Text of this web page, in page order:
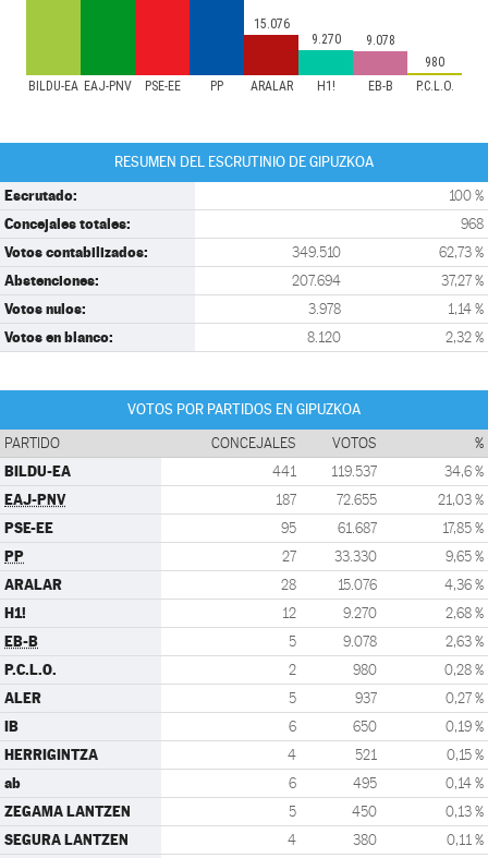
BILDU-EA EAJ-PNV PSE-EE PP ARALAR H1! EB-B P.C.L.O.
15.076
9.270
9.078
980
RESUMEN DEL ESCRUTINIO DE GIPUZKOA
Escrutado: 100 %
Concejales totales: 968
Votos contabilizados: 349.510 62,73 %
Abstenciones: 207.694 37,27 %
Votos nulos: 3.978 1,14 %
Votos en blanco: 8.120 2,32 %
VOTOS POR PARTIDOS EN GIPUZKOA
PARTIDO CONCEJALES VOTOS %
BILDU-EA 441 119.537 34,6 %
EAJ-PNV 187 72.655 21,03 %
PSE-EE 95 61.687 17,85 %
PP 27 33.330 9,65 %
ARALAR 28 15.076 4,36 %
H1! 12 9.270 2,68 %
EB-B 5 9.078 2,63 %
P.C.L.O. 2 980 0,28 %
ALER 5 937 0,27 %
IB 6 650 0,19 %
HERRIGINTZA 4 521 0,15 %
ab 6 495 0,14 %
ZEGAMA LANTZEN 5 450 0,13 %
SEGURA LANTZEN 4 380 0,11 %